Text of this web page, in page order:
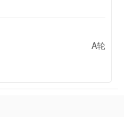
戏的Facebook投放
A轮